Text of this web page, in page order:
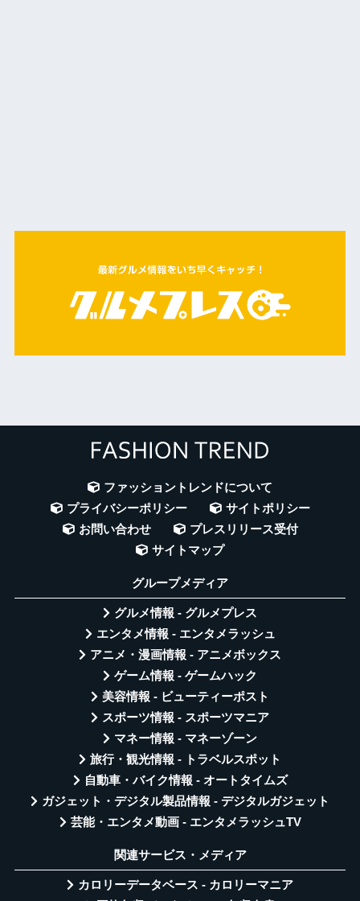
ファッショントレンドについて
プライバシーポリシー
サイトポリシー
お問い合わせ
プレスリリース受付
サイトマップ
グループメディア
グルメ情報 - グルメプレス
エンタメ情報 - エンタメラッシュ
アニメ・漫画情報 - アニメボックス
ゲーム情報 - ゲームハック
美容情報 - ビューティーポスト
スポーツ情報 - スポーツマニア
マネー情報 - マネーゾーン
旅行・観光情報 - トラベルスポット
自動車・バイク情報 - オートタイムズ
ガジェット・デジタル製品情報 - デジタルガジェット
芸能・エンタメ動画 - エンタメラッシュTV
関連サービス・メディア
カロリーデータベース - カロリーマニア